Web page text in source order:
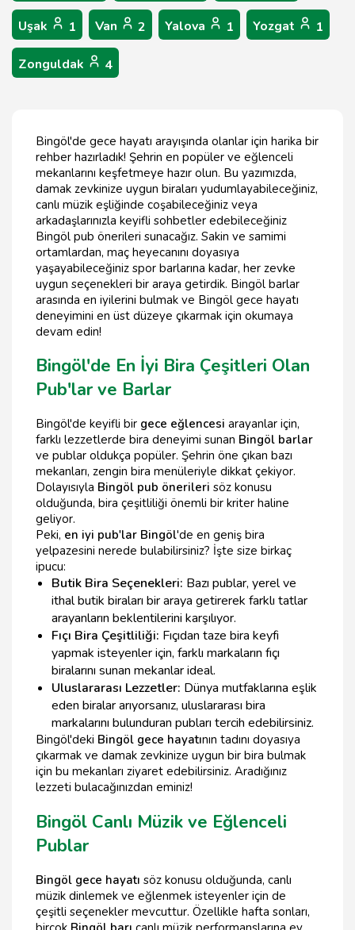
Uşak 1 Van 2 Yalova 1 Yozgat 1
Zonguldak 4
Bingöl'de gece hayatı arayışında olanlar için harika bir
rehber hazırladık! Şehrin en popüler ve eğlenceli
mekanlarını keşfetmeye hazır olun. Bu yazımızda,
damak zevkinize uygun biraları yudumlayabileceğiniz,
canlı müzik eşliğinde coşabileceğiniz veya
arkadaşlarınızla keyifli sohbetler edebileceğiniz
Bingöl pub önerileri sunacağız. Sakin ve samimi
ortamlardan, maç heyecanını doyasıya
yaşayabileceğiniz spor barlarına kadar, her zevke
uygun seçenekleri bir araya getirdik. Bingöl barlar
arasında en iyilerini bulmak ve Bingöl gece hayatı
deneyimini en üst düzeye çıkarmak için okumaya
devam edin!
Bingöl'de En İyi Bira Çeşitleri Olan
Pub'lar ve Barlar
Bingöl'de keyifli bir gece eğlencesi arayanlar için,
farklı lezzetlerde bira deneyimi sunan Bingöl barlar
ve publar oldukça popüler. Şehrin öne çıkan bazı
mekanları, zengin bira menüleriyle dikkat çekiyor.
Dolayısıyla Bingöl pub önerileri söz konusu
olduğunda, bira çeşitliliği önemli bir kriter haline
geliyor.
Peki, en iyi pub'lar Bingöl'de en geniş bira
yelpazesini nerede bulabilirsiniz? İşte size birkaç
ipucu:
Butik Bira Seçenekleri: Bazı publar, yerel ve
ithal butik biraları bir araya getirerek farklı tatlar
arayanların beklentilerini karşılıyor.
Fıçı Bira Çeşitliliği: Fıçıdan taze bira keyfi
yapmak isteyenler için, farklı markaların fıçı
biralarını sunan mekanlar ideal.
Uluslararası Lezzetler: Dünya mutfaklarına eşlik
eden biralar arıyorsanız, uluslararası bira
markalarını bulunduran pubları tercih edebilirsiniz.
Bingöl'deki Bingöl gece hayatının tadını doyasıya
çıkarmak ve damak zevkinize uygun bir bira bulmak
için bu mekanları ziyaret edebilirsiniz. Aradığınız
lezzeti bulacağınızdan eminiz!
Bingöl Canlı Müzik ve Eğlenceli
Publar
Bingöl gece hayatı söz konusu olduğunda, canlı
müzik dinlemek ve eğlenmek isteyenler için de
çeşitli seçenekler mevcuttur. Özellikle hafta sonları,